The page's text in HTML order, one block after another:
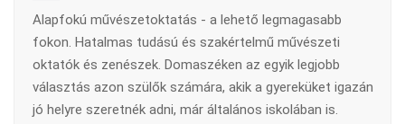
Alapfokú művészetoktatás - a lehető legmagasabb
fokon. Hatalmas tudású és szakértelmű művészeti
oktatók és zenészek. Domaszéken az egyik legjobb
választás azon szülők számára, akik a gyereküket igazán
jó helyre szeretnék adni, már általános iskolában is.